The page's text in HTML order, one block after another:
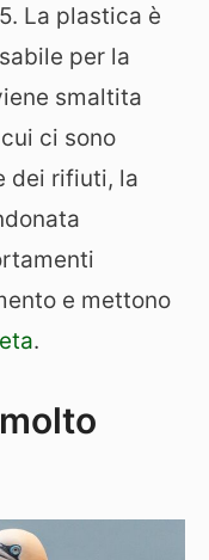
La plastica è
per la
smaltita
ci sono
dei rifiuti, la
e mettono
.